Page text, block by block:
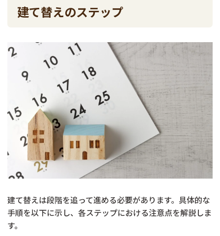
建て替えのステップ
建て替えは段階を追って進める必要があります。具体的な
手順を以下に示し、各ステップにおける注意点を解説しま
す。